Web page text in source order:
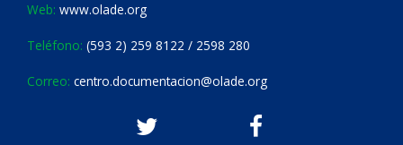
Web: www.olade.org
Teléfono: (593 2) 259 8122 / 2598 280
Correo: centro.documentacion@olade.org